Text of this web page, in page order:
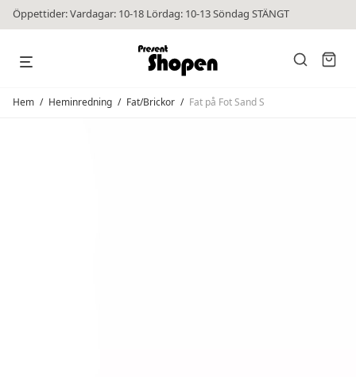
Öppettider: Vardagar: 10-18 Lördag: 10-13 Söndag STÄNGT
Hem / Heminredning / Fat/Brickor / Fat på Fot Sand S